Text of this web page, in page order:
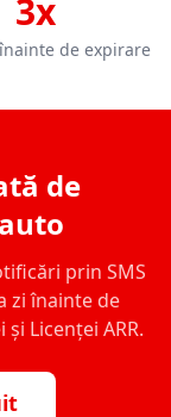
3x
de expirare
de
prin SMS
zi înainte de
Licenței ARR.